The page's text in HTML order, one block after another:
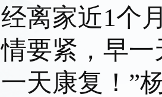
经离家近1个
情要紧，早
一天康复！”